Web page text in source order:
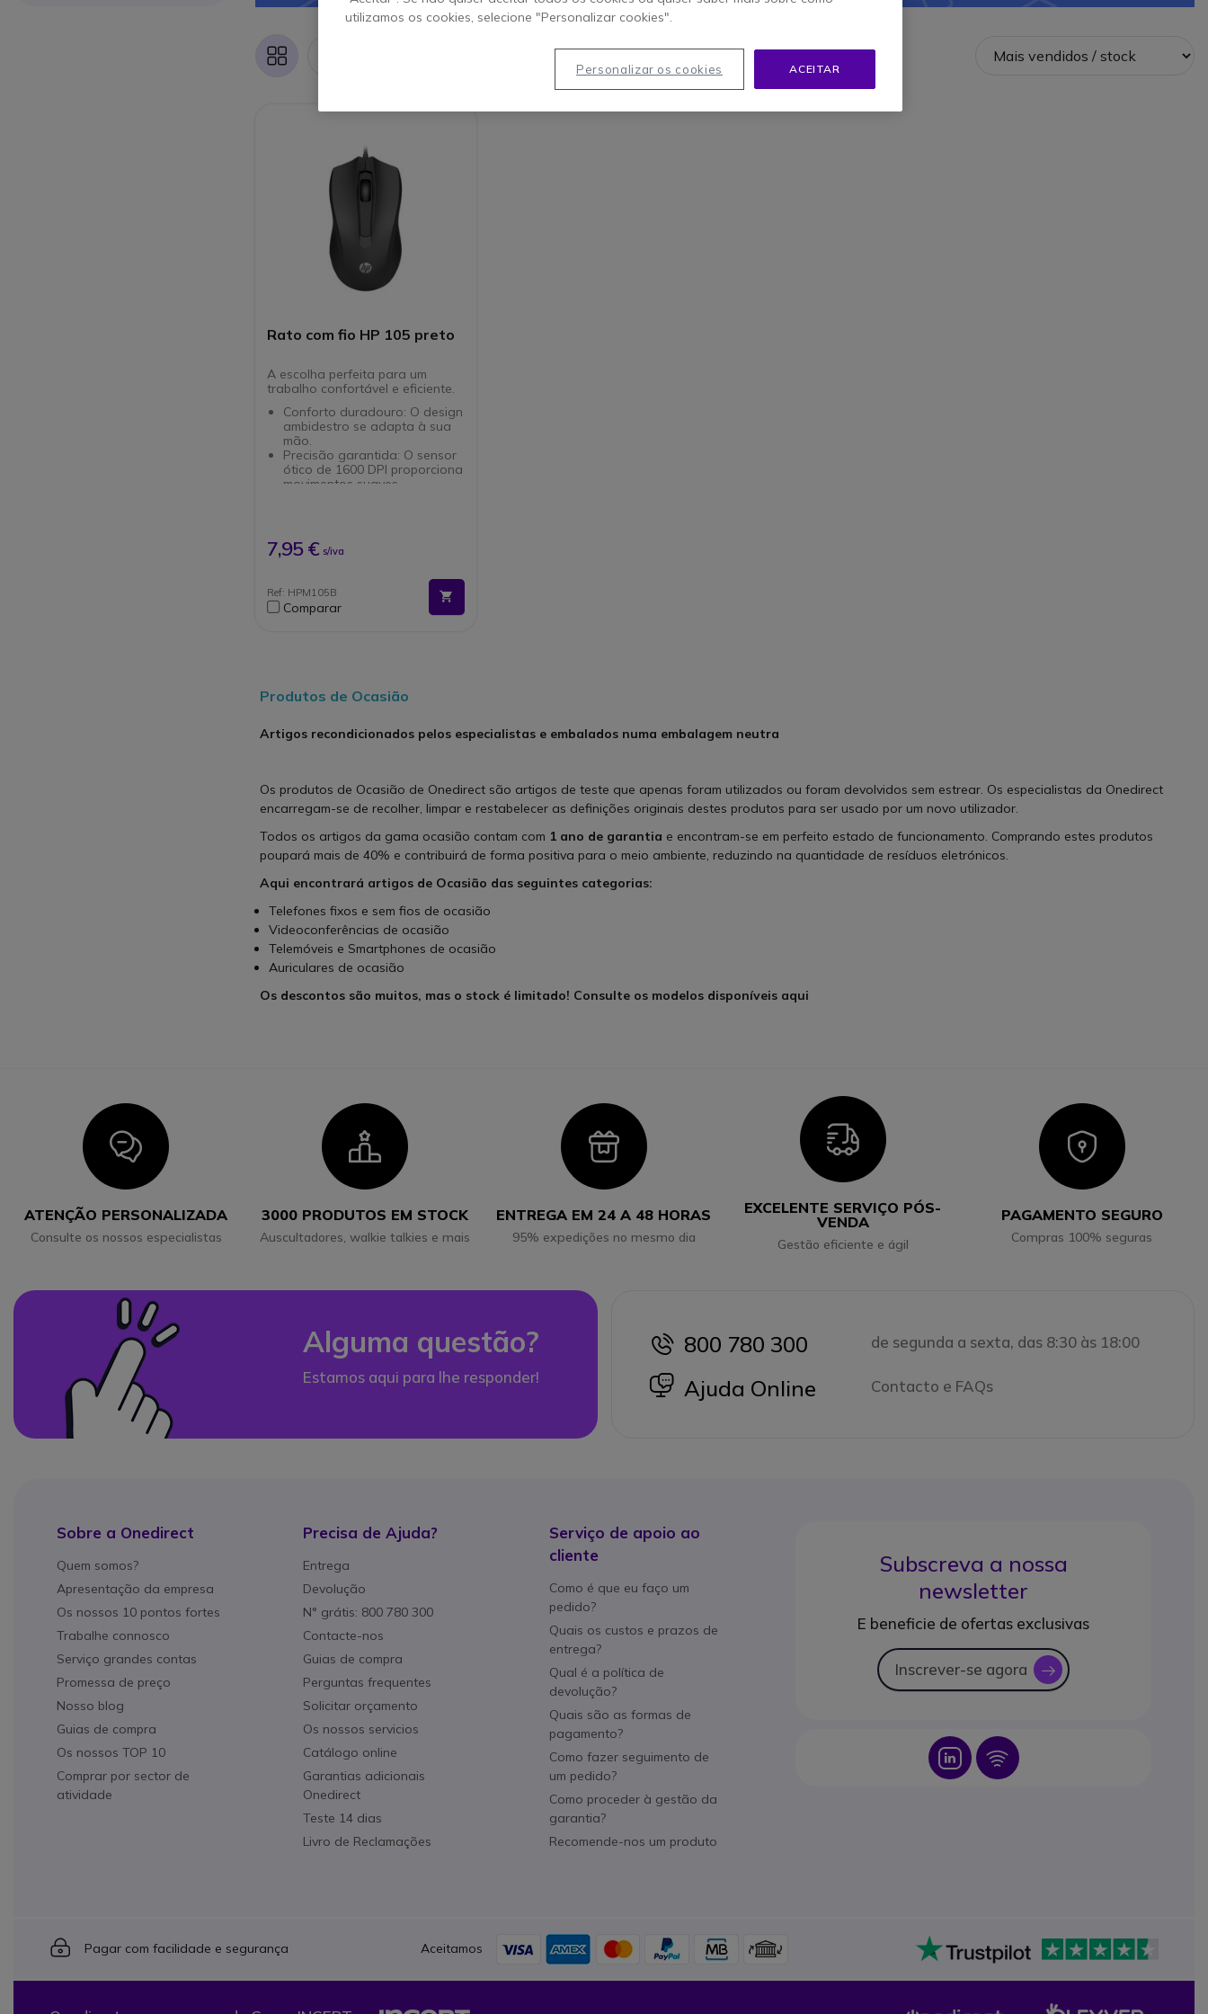
Grelha
Rato com fio HP 105 preto
A escolha perfeita para um
trabalho confortável e eficiente.
Conforto duradouro: O design
ambidestro se adapta à sua
mão.
Precisão garantida: O sensor
ótico de 1600 DPI proporciona
movimentos suaves.
Interface simplificada: Três
botões para agilizar suas
permite uma utilização prática
e segura.
7,95 € s/iva
Ref: HPM105B
Comparar
Produtos de Ocasião
Artigos recondicionados pelos especialistas e embalados numa embalagem neutra
Os produtos de Ocasião de Onedirect são artigos de teste que apenas foram utilizados ou foram devolvidos sem estrear. Os especialistas da Onedirect
encarregam-se de recolher, limpar e restabelecer as definições originais destes produtos para ser usado por um novo utilizador.
Todos os artigos da gama ocasião contam com 1 ano de garantia e encontram-se em perfeito estado de funcionamento. Comprando estes produtos
poupará mais de 40% e contribuirá de forma positiva para o meio ambiente, reduzindo na quantidade de resíduos eletrónicos.
Aqui encontrará artigos de Ocasião das seguintes categorias:
Telefones fixos e sem fios de ocasião
Videoconferências de ocasião
Telemóveis e Smartphones de ocasião
Auriculares de ocasião
Os descontos são muitos, mas o stock é limitado! Consulte os modelos disponíveis aqui
Icon
ATENÇÃO PERSONALIZADA
Consulte os nossos especialistas
Icon
3000 PRODUTOS EM STOCK
Auscultadores, walkie talkies e mais
Icon
ENTREGA EM 24 A 48 HORAS
95% expedições no mesmo dia
Icon
EXCELENTE SERVIÇO PÓS-
VENDA
Gestão eficiente e ágil
Icon
PAGAMENTO SEGURO
Compras 100% seguras
Alguma questão?
Estamos aqui para lhe responder!
icon
800 780 300 de segunda a sexta, das 8:30 às 18:00
icon
Ajuda Online Contacto e FAQs
Sobre a Onedirect
Quem somos?
Apresentação da empresa
Os nossos 10 pontos fortes
Trabalhe connosco
Serviço grandes contas
Promessa de preço
Nosso blog
Guias de compra
Os nossos TOP 10
Comprar por sector de
atividade
Precisa de Ajuda?
Entrega
Devolução
N° grátis: 800 780 300
Contacte-nos
Guias de compra
Perguntas frequentes
Solicitar orçamento
Os nossos servicios
Catálogo online
Garantias adicionais
Onedirect
Teste 14 dias
Livro de Reclamações
Serviço de apoio ao
cliente
Como é que eu faço um
pedido?
Quais os custos e prazos de
entrega?
Qual é a política de
devolução?
Quais são as formas de
pagamento?
Como fazer seguimento de
um pedido?
Como proceder à gestão da
garantia?
Recomende-nos um produto
Subscreva a nossa
newsletter
E beneficie de ofertas exclusivas
Inscrever-se agora icon
Icon Icon
Icon
Pagar com facilidade e segurança Aceitamos
utilizamos os cookies, selecione "Personalizar cookies".
ACEITAR
Personalizar os cookies